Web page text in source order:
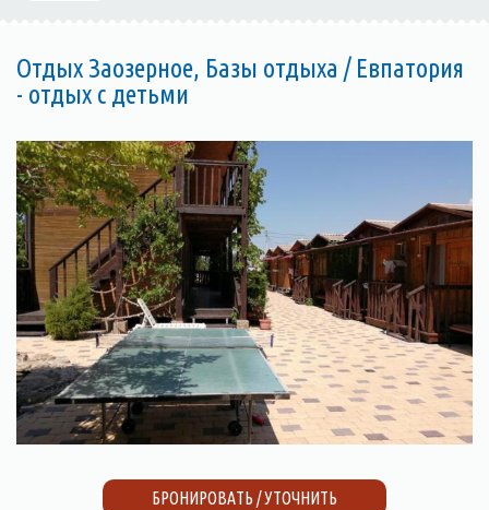
Отдых Заозерное, Базы отдыха / Евпатория
- отдых с детьми
БРОНИРОВАТЬ / УТОЧНИТЬ